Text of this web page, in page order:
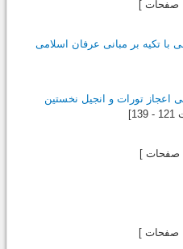
صفحات ]
با تکیه بر مبانی عرفان اسلامی
اعجاز تورات و انجیل نخستین
صفحات ]
صفحات ]